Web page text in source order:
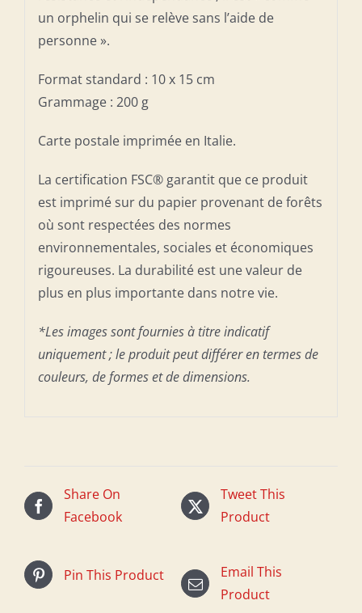
un orphelin qui se relève sans l’aide de
personne ».
Format standard : 10 x 15 cm
Grammage : 200 g
Carte postale imprimée en Italie.
La certification FSC® garantit que ce produit
est imprimé sur du papier provenant de forêts
où sont respectées des normes
environnementales, sociales et économiques
rigoureuses. La durabilité est une valeur de
plus en plus importante dans notre vie.
*Les images sont fournies à titre indicatif
uniquement ; le produit peut différer en termes de
couleurs, de formes et de dimensions.
Share On
Facebook
Tweet This
Product
Pin This Product
Email This
Product